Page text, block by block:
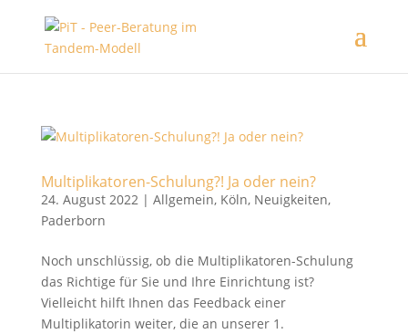
Multiplikatoren-Schulung?! Ja oder nein?
24. August 2022| Allgemein, Köln, Neuigkeiten,
Paderborn
Noch unschlüssig, ob die Multiplikatoren-Schulung
das Richtige für Sie und Ihre Einrichtung ist?
Vielleicht hilft Ihnen das Feedback einer
Multiplikatorin weiter, die an unserer 1.